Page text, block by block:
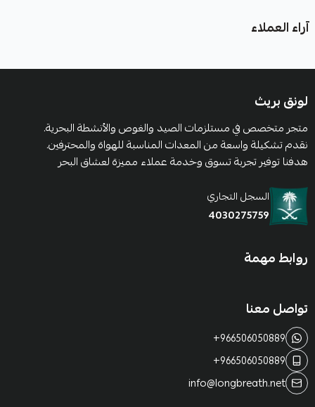
آراء العملاء
لونق بريث
متجر متخصص في مستلزمات الصيد والغوص والأنشطة البحرية.
نقدم تشكيلة واسعة من المعدات المناسبة للهواة والمحترفين.
هدفنا توفير تجربة تسوق وخدمة عملاء مميزة لعشاق البحر
السجل التجاري
4030275759
روابط مهمة
تواصل معنا
+966506050889
+966506050889
info@longbreath.net